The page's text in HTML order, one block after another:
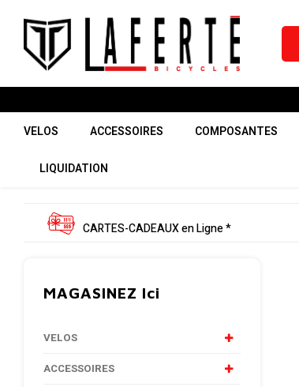
VELOS ACCESSOIRES COMPOSANTES
LIQUIDATION
CARTES-CADEAUX en Ligne *
MAGASINEZ Ici
VELOS
ACCESSOIRES